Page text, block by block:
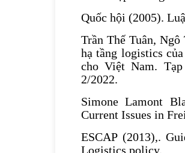
Quốc hội (2005).
Trần Thế Tuân,
hạ tầng logistics
cho Việt Nam.
2/2022.
Simone Lamont
Current Issues in
ESCAP (2013),.
Logistics policy.